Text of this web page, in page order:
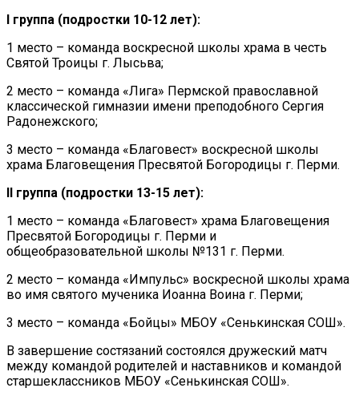
I группа (подростки 10-12 лет):
1 место – команда воскресной школы храма в честь
Святой Троицы г. Лысьва;
2 место – команда «Лига» Пермской православной
классической гимназии имени преподобного Сергия
Радонежского;
3 место – команда «Благовест» воскресной школы
храма Благовещения Пресвятой Богородицы г. Перми.
II группа (подростки 13-15 лет):
1 место – команда «Благовест» храма Благовещения
Пресвятой Богородицы г. Перми и
общеобразовательной школы №131 г. Перми.
2 место – команда «Импульс» воскресной школы храма
во имя святого мученика Иоанна Воина г. Перми;
3 место – команда «Бойцы» МБОУ «Сенькинская СОШ».
В завершение состязаний состоялся дружеский матч
между командой родителей и наставников и командой
старшеклассников МБОУ «Сенькинская СОШ».